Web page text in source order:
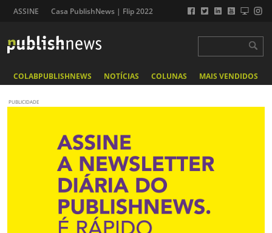
ASSINE Casa PublishNews | Flip 2022
COLABPUBLISHNEWS NOTÍCIAS COLUNAS MAIS VENDIDOS
PUBLICIDADE